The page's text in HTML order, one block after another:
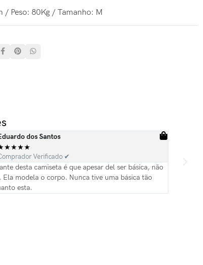
/ Peso: 80Kg / Tamanho: M
dos Santos
★★★★
Verificado ✔
desta camiseta é que apesar del ser básica, não
Ela modela o corpo. Nunca tive uma básica tão
esta.